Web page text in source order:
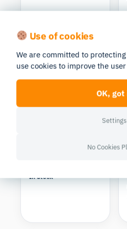
EDA/GSR (Electrodermal
In Stock
numériques avec
Use of cookies
We are committed to
use cookies to improve the
OK,
Settings
No Cookies